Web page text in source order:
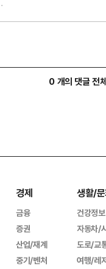
0 개의 댓글 전
경제
금융
증권
산업/재계
중기/벤처
생활/
건강정보
자동차/
도로/교
여행/레